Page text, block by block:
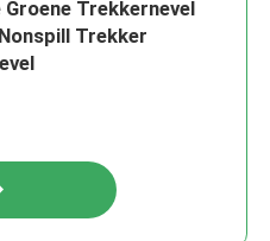
Groene Trekkernevel
Trekker